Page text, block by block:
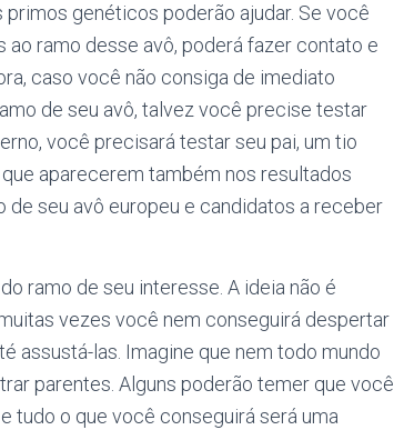
genéticos poderão ajudar. Se você
ramo desse avô, poderá fazer contato e
caso você não consiga de imediato
de seu avô, talvez você precise testar
você precisará testar seu pai, um tio
aparecerem também nos resultados
seu avô europeu e candidatos a receber
ramo de seu interesse. A ideia não é
vezes você nem conseguirá despertar
assustá-las. Imagine que nem todo mundo
parentes. Alguns poderão temer que você
tudo o que você conseguirá será uma